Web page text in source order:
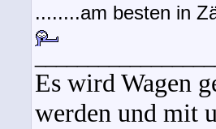
........am besten in
Es wird Wagen
werden und mit